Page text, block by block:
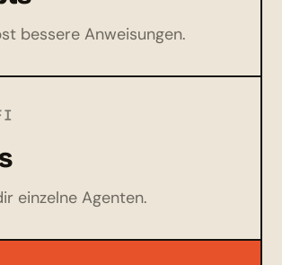
bessere Anweisungen.
einzelne Agenten.